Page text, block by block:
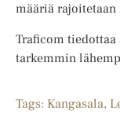
määriä rajoitetaan
Traficom
tarkemmin
Tags: Kangasala,